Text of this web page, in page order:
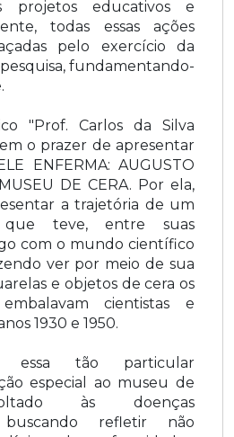
projetos educativos e
todas essas ações
pelo exercício da
fundamentando-
"Prof. Carlos da Silva
o prazer de apresentar
ENFERMA: AUGUSTO
DE CERA. Por ela,
a trajetória de um
que teve, entre suas
com o mundo científico
ver por meio de sua
e objetos de cera os
cientistas e
1930 e 1950.
essa tão particular
especial ao museu de
às doenças
buscando refletir não